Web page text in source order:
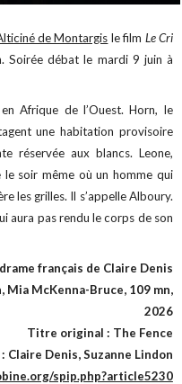
de Montargis le film Le Cri
Soirée débat le mardi 9 juin à
Afrique de l’Ouest. Horn, le
une habitation provisoire
réservée aux blancs. Leone,
le soir même où un homme qui
les grilles. Il s’appelle Alboury.
aura pas rendu le corps de son
français de Claire Denis
Mia McKenna-Bruce, 109 mn,
2026
Titre original : The Fence
Claire Denis, Suzanne Lindon
spip.php?article5230